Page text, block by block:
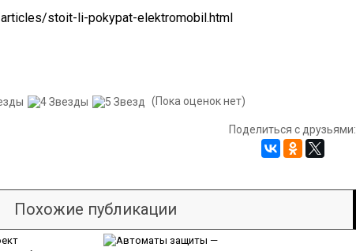
stoit-li-pokypat-elektromobil.html
(Пока оценок нет)
Поделиться с друзьями:
Похожие публикации